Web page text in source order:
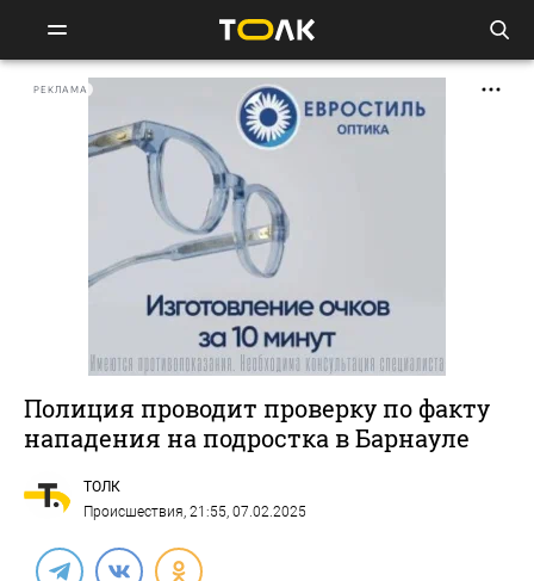
РЕКЛАМА
Полиция проводит проверку по факту
нападения на подростка в Барнауле
ТОЛК
Происшествия, 21:55, 07.02.2025